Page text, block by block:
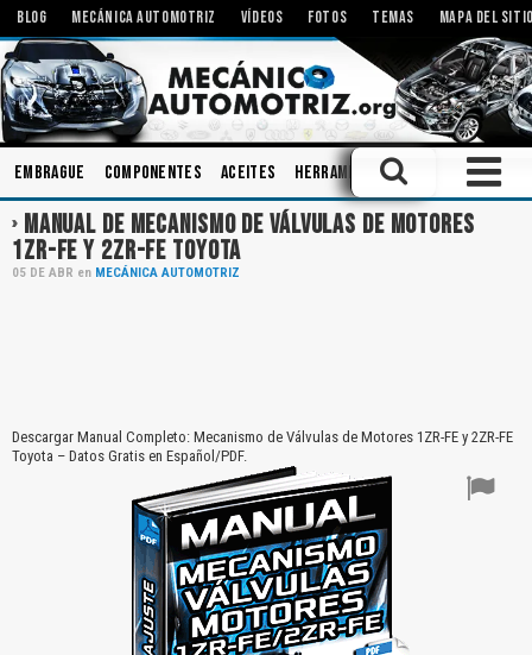
BLOG MECÁNICA AUTOMOTRIZ VÍDEOS FOTOS TEMAS MAPA DEL
Embrague Componentes Aceites Herramientas Ingeniería
MANUAL DE MECANISMO DE VÁLVULAS DE MOTORES
1ZR-FE Y 2ZR-FE TOYOTA
05 DE ABR en MECÁNICA AUTOMOTRIZ
Descargar Manual Completo: Mecanismo de Válvulas de Motores 1ZR-FE y 2ZR-FE
Toyota – Datos Gratis en Español/PDF.